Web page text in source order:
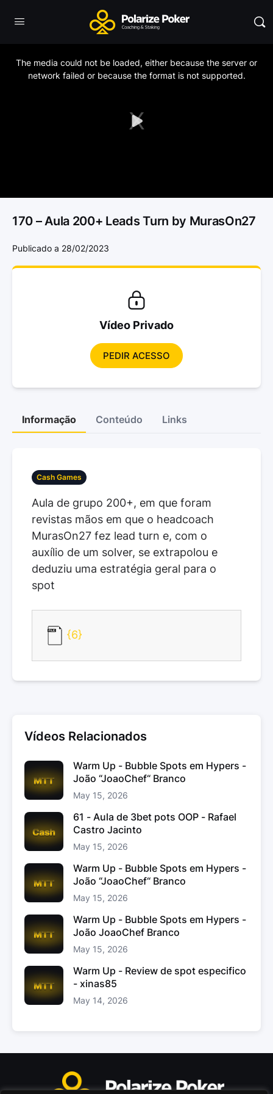
Play
The media could not be loaded, either because the server or
network failed or because the format is not supported.
170 – Aula 200+ Leads Turn by MurasOn27
Publicado a 28/02/2023
Vídeo Privado
PEDIR ACESSO
Informação Conteúdo Links
Cash Games
Aula de grupo 200+, em que foram
revistas mãos em que o headcoach
MurasOn27 fez lead turn e, com o
auxílio de um solver, se extrapolou e
deduziu uma estratégia geral para o
spot
{6}
Vídeos Relacionados
Warm Up - Bubble Spots em Hypers -
João “JoaoChef“ Branco
May 15, 2026
61 - Aula de 3bet pots OOP - Rafael
Castro Jacinto
May 15, 2026
Warm Up - Bubble Spots em Hypers -
João “JoaoChef“ Branco
May 15, 2026
Warm Up - Bubble Spots em Hypers -
João JoaoChef Branco
May 15, 2026
Warm Up - Review de spot especifico
- xinas85
May 14, 2026